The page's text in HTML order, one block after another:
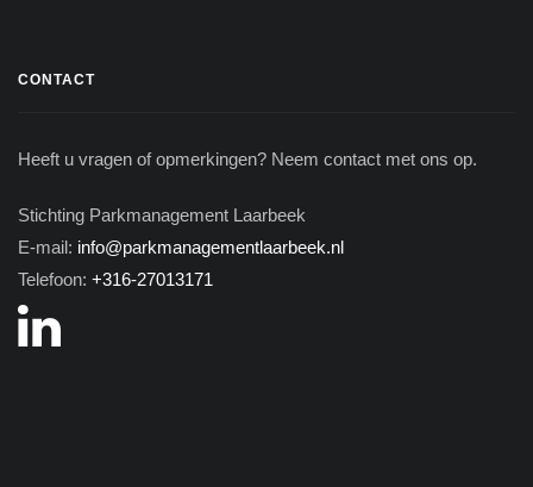
CONTACT
Heeft u vragen of opmerkingen? Neem contact met ons op.
Stichting Parkmanagement Laarbeek
E-mail: info@parkmanagementlaarbeek.nl
Telefoon: +316-27013171